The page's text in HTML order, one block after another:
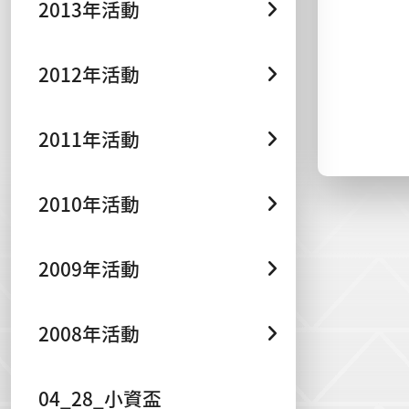
2013年活動
2012年活動
2011年活動
2010年活動
2009年活動
2008年活動
04_28_小資盃